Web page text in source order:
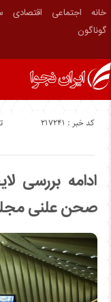
خانه اجتماعی اقتصادی
گوناگون
کد خبر : 217241
صحن علنی